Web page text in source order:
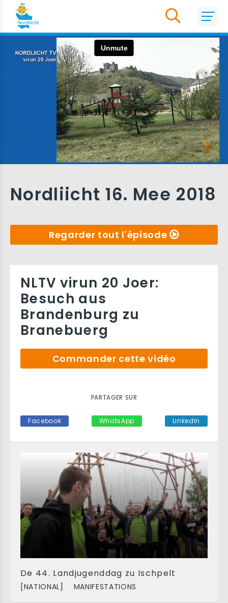
Nordliicht 16. Mee 2018
Regarder tout l'épisode
De 44. Landjugenddag zu Ischpelt
[NATIONAL] MANIFESTATIONS
NLTV virun 20 Joer:
Besuch aus
Brandenburg zu
Branebuerg
Commander cette vidéo
PARTAGER SUR
Facebook WhatsApp LinkedIn